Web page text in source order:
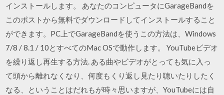
インストールします。 あなたのコンピュータにGarageBandを
このポストから無料でダウンロードしてインストールすること
ができます。PC上でGarageBandを使うこの方法は、Windows
7/8 / 8.1 / 10とすべてのMac OSで動作します。 YouTubeビデオ
を繰り返し再生する方法. ある曲やビデオがとっても気に入っ
て頭から離れなくなり、何度もくり返し見たり聴いたりしたく
なる、ということはだれもが時々思いますが、YouTubeには自